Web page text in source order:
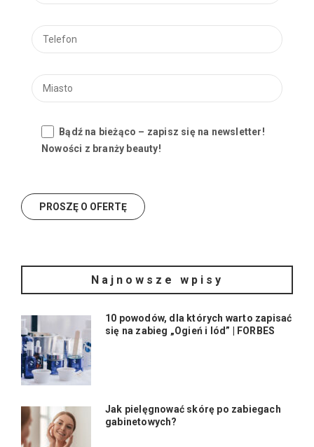
Bądź na bieżąco – zapisz się na newsletter!
Nowości z branży beauty!
Najnowsze wpisy
10 powodów, dla których warto zapisać
się na zabieg „Ogień i lód” | FORBES
Jak pielęgnować skórę po zabiegach
gabinetowych?